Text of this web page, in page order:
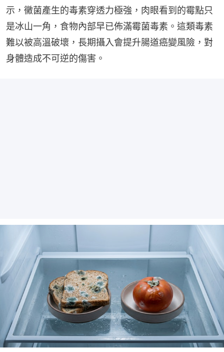
示，黴菌產生的毒素穿透力極強，肉眼看到的霉點只
是冰山一角，食物內部早已佈滿霉菌毒素。這類毒素
難以被高溫破壞，長期攝入會提升腸道癌變風險，對
身體造成不可逆的傷害。